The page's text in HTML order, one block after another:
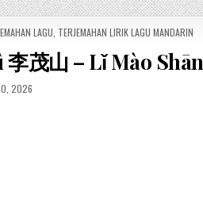
LAGU TERJEMAHAN LIRIK LAGU MANDARIN
茂山 – Lǐ Mào Shān
2026